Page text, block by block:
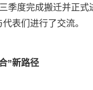
季度完成搬迁并正
表们进行了交流。
”新路径